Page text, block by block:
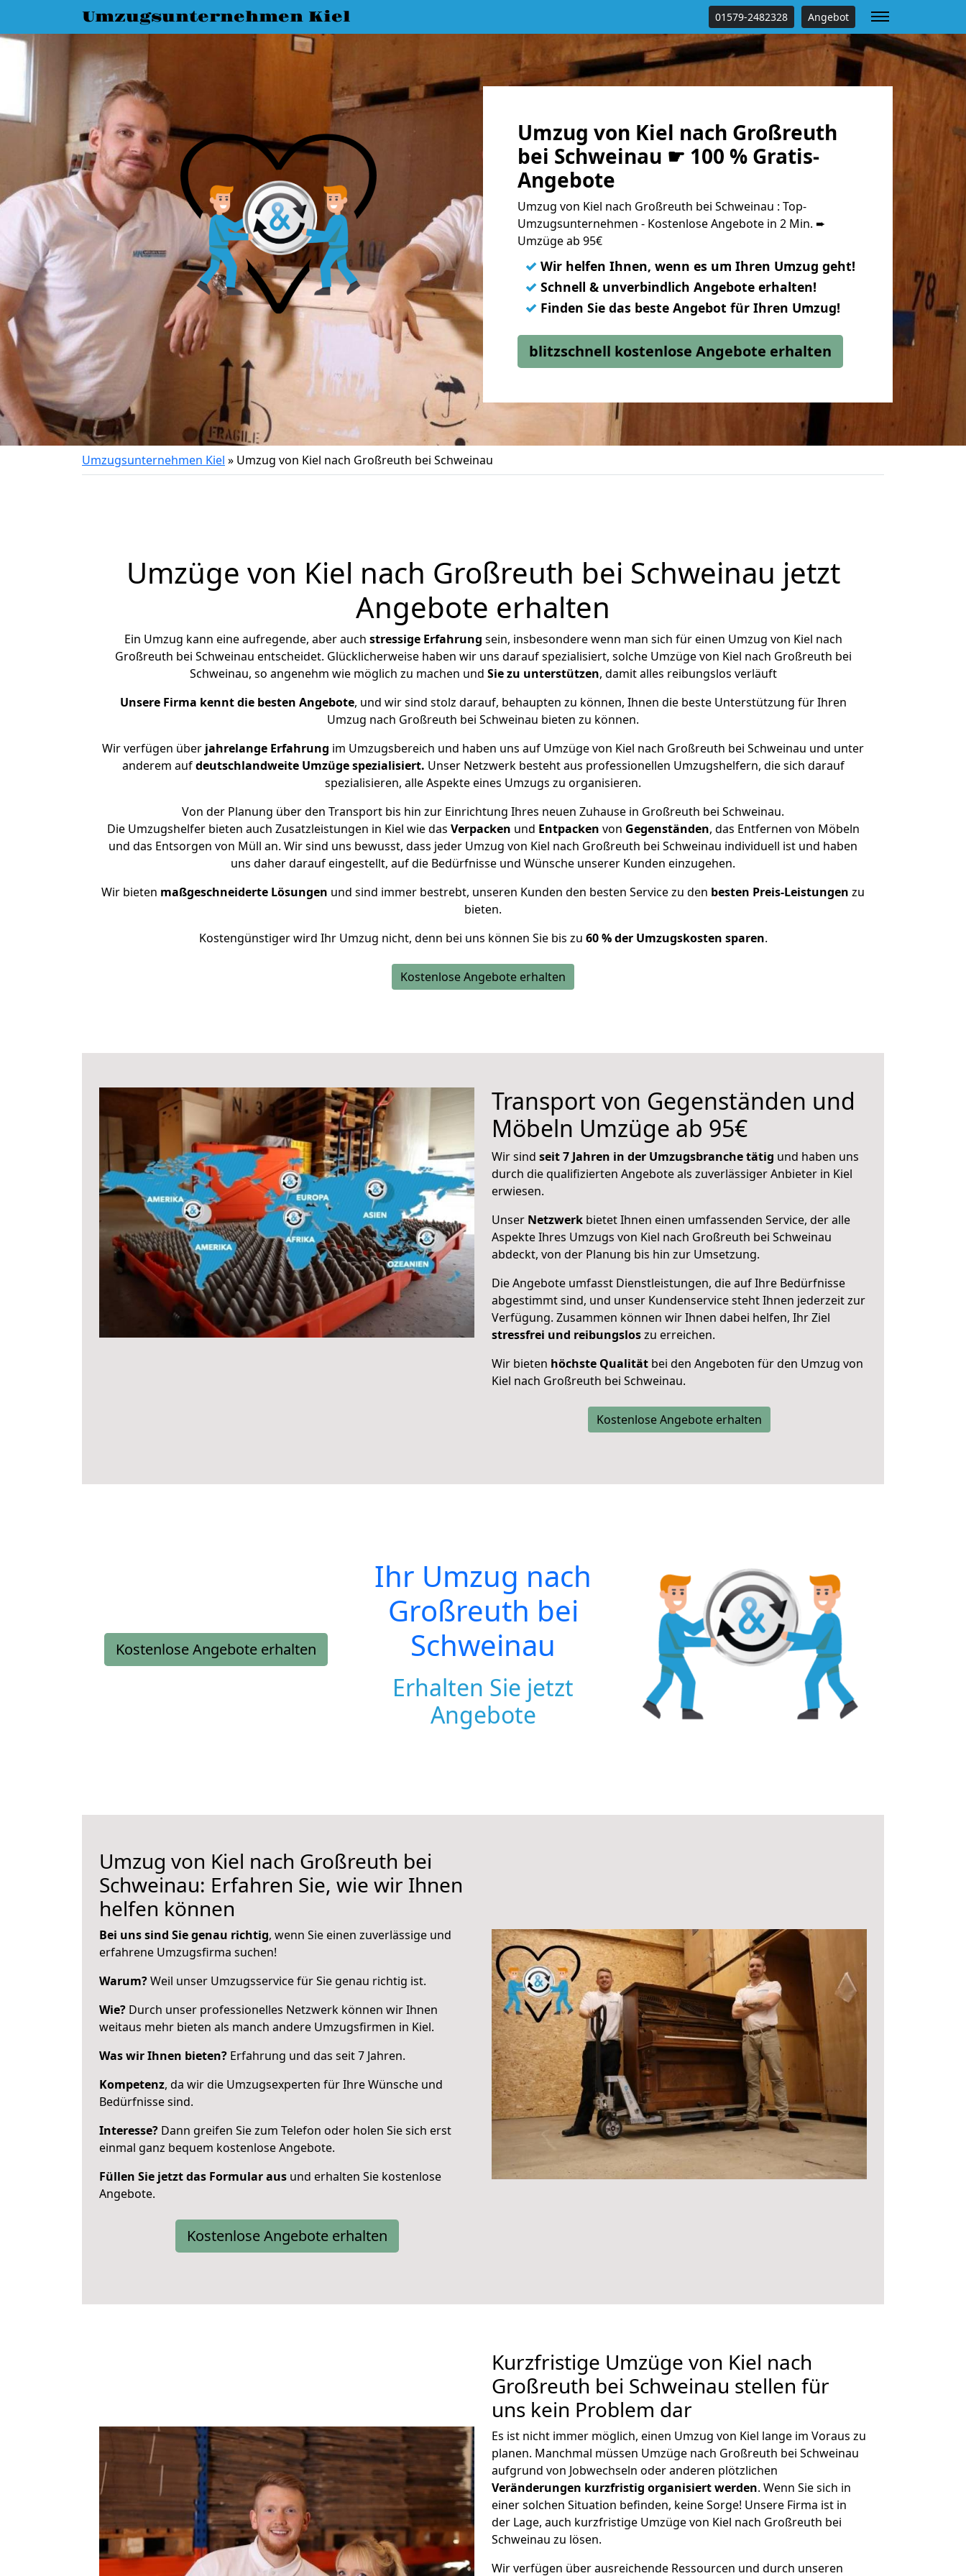
Umzugsunternehmen Kiel 01579-2482328 Angebot
Umzug von Kiel nach Großreuth
bei Schweinau ☛ 100 % Gratis-
Angebote
Umzug von Kiel nach Großreuth bei Schweinau : Top-
Umzugsunternehmen - Kostenlose Angebote in 2 Min. ➨
Umzüge ab 95€
✓ Wir helfen Ihnen, wenn es um Ihren Umzug geht!
✓ Schnell & unverbindlich Angebote erhalten!
✓ Finden Sie das beste Angebot für Ihren Umzug!
blitzschnell kostenlose Angebote erhalten
Umzugsunternehmen Kiel » Umzug von Kiel nach Großreuth bei Schweinau
Umzüge von Kiel nach Großreuth bei Schweinau jetzt
Angebote erhalten
Ein Umzug kann eine aufregende, aber auch stressige Erfahrung sein, insbesondere wenn man sich für einen Umzug von Kiel nach
Großreuth bei Schweinau entscheidet. Glücklicherweise haben wir uns darauf spezialisiert, solche Umzüge von Kiel nach Großreuth bei
Schweinau, so angenehm wie möglich zu machen und Sie zu unterstützen, damit alles reibungslos verläuft
Unsere Firma kennt die besten Angebote, und wir sind stolz darauf, behaupten zu können, Ihnen die beste Unterstützung für Ihren
Umzug nach Großreuth bei Schweinau bieten zu können.
Wir verfügen über jahrelange Erfahrung im Umzugsbereich und haben uns auf Umzüge von Kiel nach Großreuth bei Schweinau und unter
anderem aufdeutschlandweite Umzüge spezialisiert. Unser Netzwerk besteht aus professionellen Umzugshelfern, die sich darauf
spezialisieren, alle Aspekte eines Umzugs zu organisieren.
Von der Planung über den Transport bis hin zur Einrichtung Ihres neuen Zuhause in Großreuth bei Schweinau.
Die Umzugshelfer bieten auch Zusatzleistungen in Kiel wie das Verpacken und Entpacken von Gegenständen, das Entfernen von Möbeln
und das Entsorgen von Müll an. Wir sind uns bewusst, dass jeder Umzug von Kiel nach Großreuth bei Schweinau individuell ist und haben
uns daher darauf eingestellt, auf die Bedürfnisse und Wünsche unserer Kunden einzugehen.
Wir bieten maßgeschneiderte Lösungen und sind immer bestrebt, unseren Kunden den besten Service zu den besten Preis-Leistungen zu
bieten.
Kostengünstiger wird Ihr Umzug nicht, denn bei uns können Sie bis zu 60 % der Umzugskosten sparen.
Kostenlose Angebote erhalten
Transport von Gegenständen und
Möbeln Umzüge ab 95€
Wir sind seit 7 Jahren in der Umzugsbranche tätig und haben uns
durch die qualifizierten Angebote als zuverlässiger Anbieter in Kiel
erwiesen.
Unser Netzwerk bietet Ihnen einen umfassenden Service, der alle
Aspekte Ihres Umzugs von Kiel nach Großreuth bei Schweinau
abdeckt, von der Planung bis hin zur Umsetzung.
Die Angebote umfasst Dienstleistungen, die auf Ihre Bedürfnisse
abgestimmt sind, und unser Kundenservice steht Ihnen jederzeit zur
Verfügung. Zusammen können wir Ihnen dabei helfen, Ihr Ziel
stressfrei und reibungsloszu erreichen.
Wir bieten höchste Qualität bei den Angeboten für den Umzug von
Kiel nach Großreuth bei Schweinau.
Kostenlose Angebote erhalten
Kostenlose Angebote erhalten
Ihr Umzug nach
Großreuth bei
Schweinau
Erhalten Sie jetzt
Angebote
Umzug von Kiel nach Großreuth bei
Schweinau: Erfahren Sie, wie wir Ihnen
helfen können
Bei uns sind Sie genau richtig, wenn Sie einen zuverlässige und
erfahrene Umzugsfirma suchen!
Warum?Weil unser Umzugsservice für Sie genau richtig ist.
Wie? Durch unser professionelles Netzwerk können wir Ihnen
weitaus mehr bieten als manch andere Umzugsfirmen in Kiel.
Was wir Ihnen bieten? Erfahrung und das seit 7 Jahren.
Kompetenz, da wir die Umzugsexperten für Ihre Wünsche und
Bedürfnisse sind.
Interesse? Dann greifen Sie zum Telefon oder holen Sie sich erst
einmal ganz bequem kostenlose Angebote.
Füllen Sie jetzt das Formular aus und erhalten Sie kostenlose
Angebote.
Kostenlose Angebote erhalten
Kurzfristige Umzüge von Kiel nach
Großreuth bei Schweinau stellen für
uns kein Problem dar
Es ist nicht immer möglich, einen Umzug von Kiel lange im Voraus zu
planen. Manchmal müssen Umzüge nach Großreuth bei Schweinau
aufgrund von Jobwechseln oder anderen plötzlichen
Veränderungen kurzfristig organisiert werden. Wenn Sie sich in
einer solchen Situation befinden, keine Sorge! Unsere Firma ist in
der Lage, auch kurzfristige Umzüge von Kiel nach Großreuth bei
Schweinau zu lösen.
Wir verfügen über ausreichende Ressourcen und durch unseren